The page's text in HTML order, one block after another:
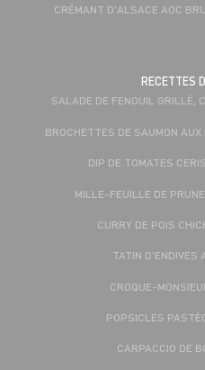
CRÉMANT D'ALSACE AOC
RECETTES
SALADE DE FENOUIL GRILLÉ,
BROCHETTES DE SAUMON
DIP DE TOMATES
MILLE-FEUILLE DE
CURRY DE POIS
TATIN D’ENDIVES
CROQUE-
POPSICLES
CARPACCIO DE